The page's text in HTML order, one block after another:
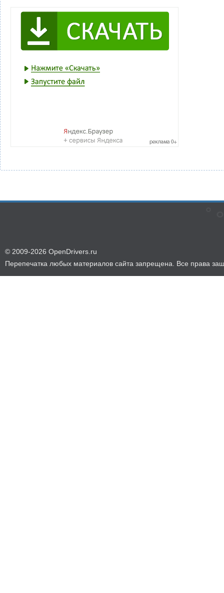
© 2009-2026 OpenDrivers.ru
Перепечатка любых материалов сайта запрещена. Все права